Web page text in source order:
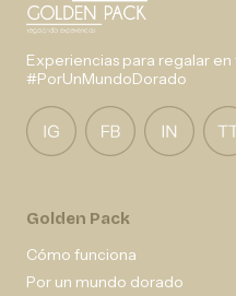
Experiencias para regalar
#PorUnMundoDorado
Golden Pack
Cómo funciona
Por un mundo dorado